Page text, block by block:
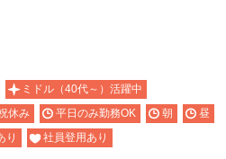
ミドル（40代～）活躍中
休み 平日のみ勤務OK 朝
昼
り 社員登用あり